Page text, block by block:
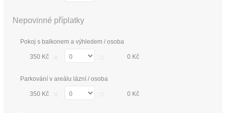
Nepovinné příplatky
Pokoj s balkonem a výhledem / osoba
350 Kč 0 Kč
Parkování v areálu lázní / osoba
350 Kč 0 Kč